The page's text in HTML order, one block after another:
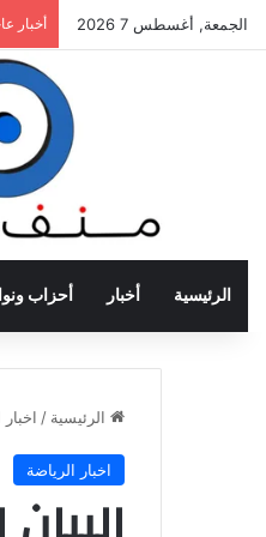
الجمعة, أغسطس 7 2026 أخبار
الرئيسية أخبار أحزاب
الرئيسية /
اخبار الرياضة